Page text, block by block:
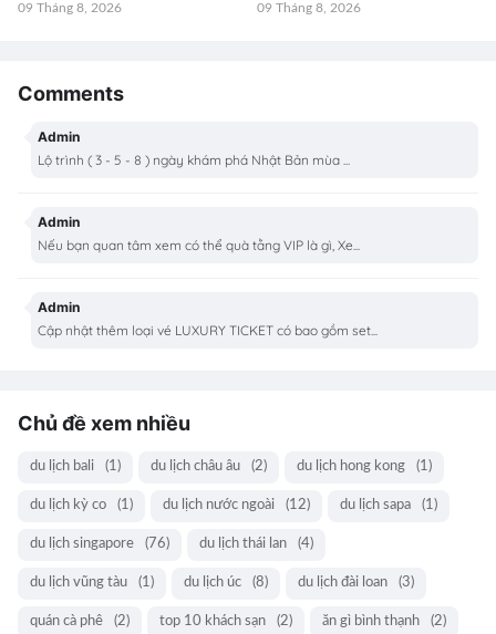
09 Tháng 8, 2026 09 Tháng 8, 2026
Comments
Admin
Lộ trình ( 3 - 5 - 8 ) ngày khám phá Nhật Bản mùa ...
Admin
Nếu bạn quan tâm xem có thể quà tằng VIP là gì, Xe...
Admin
Cập nhật thêm loại vé LUXURY TICKET có bao gồm set...
Chủ đề xem nhiều
du lịch bali (1) du lịch châu âu (2) du lịch hong kong (1)
du lịch kỳ co (1) du lịch nước ngoài (12) du lịch sapa (1)
du lịch singapore (76) du lịch thái lan (4)
du lịch vũng tàu (1) du lịch úc (8) du lịch đài loan (3)
quán cà phê (2) top 10 khách sạn (2) ăn gì bình thạnh (2)